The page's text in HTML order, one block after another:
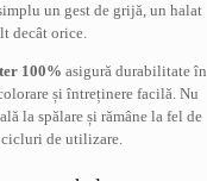
un gest de grijă, un halat
decât orice.
100% asigură durabilitate în
și întreținere facilă. Nu
la spălare și rămâne la fel de
de utilizare.